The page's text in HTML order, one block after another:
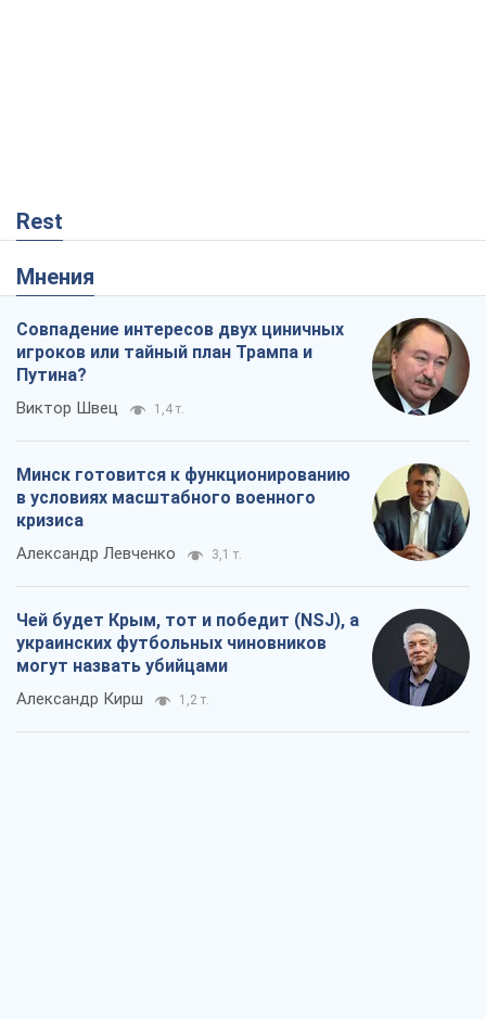
Rest
Мнения
Совпадение интересов двух циничных
игроков или тайный план Трампа и
Путина?
Виктор Швец 1,4 т.
Минск готовится к функционированию
в условиях масштабного военного
кризиса
Александр Левченко 3,1 т.
Чей будет Крым, тот и победит (NSJ), а
украинских футбольных чиновников
могут назвать убийцами
Александр Кирш 1,2 т.